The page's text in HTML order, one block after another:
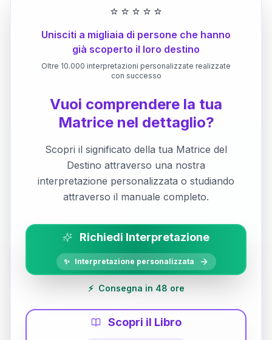
⭐ ⭐ ⭐ ⭐ ⭐
Unisciti a migliaia di persone che hanno
già scoperto il loro destino
Oltre 10.000 interpretazioni personalizzate realizzate
con successo
Vuoi comprendere la tua
Matrice nel dettaglio?
Scopri il significato della tua Matrice del
Destino attraverso una nostra
interpretazione personalizzata o studiando
attraverso il manuale completo.
Richiedi Interpretazione
✨ Interpretazione personalizzata
⚡ Consegna in 48 ore
Scopri il Libro